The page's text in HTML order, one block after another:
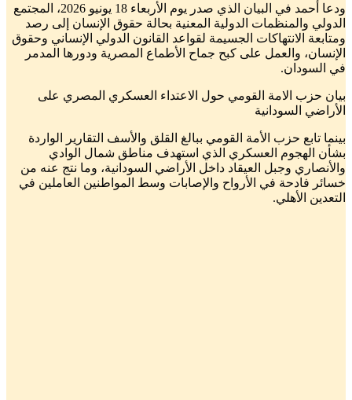
ودعا أحمد في البيان الذي صدر يوم الأربعاء 18 يونيو 2026، المجتمع
الدولي والمنظمات الدولية المعنية بحالة حقوق الإنسان إلى رصد
ومتابعة الانتهاكات الجسيمة لقواعد القانون الدولي الإنساني وحقوق
الإنسان، والعمل على كبح جماح الأطماع المصرية ودورها المدمر
في السودان.
بيان حزب الامة القومي حول الاعتداء العسكري المصري على
الأراضي السودانية
بينما تابع حزب الأمة القومي ببالغ القلق والأسف التقارير الواردة
بشأن الهجوم العسكري الذي استهدف مناطق شمال الوادي
والأنصاري وجبل العيقاد داخل الأراضي السودانية، وما نتج عنه من
خسائر فادحة في الأرواح والإصابات وسط المواطنين العاملين في
التعدين الأهلي.